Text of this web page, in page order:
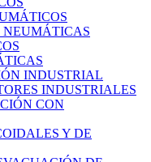
NEUMÁTICAS
INDUSTRIAL
INDUSTRIALES
CON
Y DE